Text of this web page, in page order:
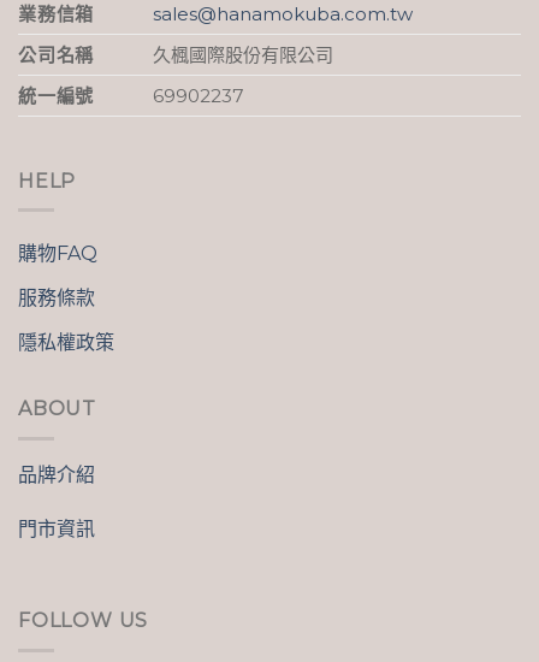
業務信箱
sales@hanamokuba.com.tw
公司名稱
久楓國際股份有限公司
統一編號
69902237
HELP
購物FAQ
服務條款
隱私權政策
ABOUT
品牌介紹
門市資訊
FOLLOW US